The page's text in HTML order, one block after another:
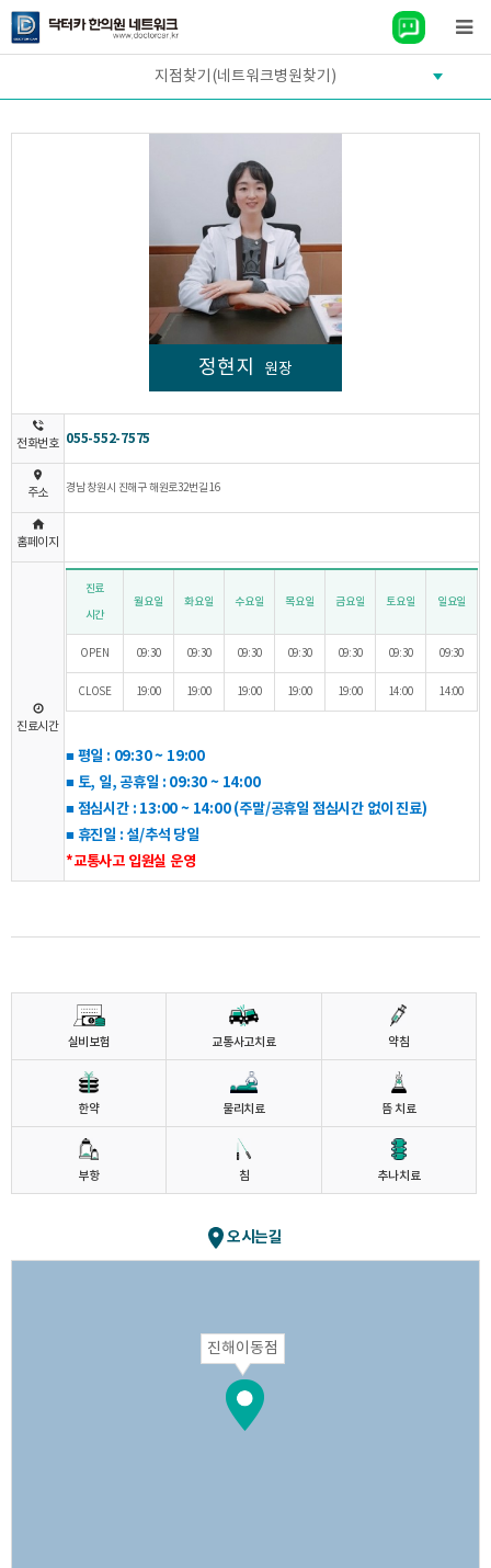
지점찾기(네트워크병원찾기)
정현지 원장
전화번호 055-552-7575
주소 경남 창원시 진해구 해원로32번길 16
홈페이지
진료시간
진료
시간
월요일 화요일 수요일 목요일 금요일 토요일 일요일
OPEN 09:30 09:30 09:30 09:30 09:30 09:30 09:30
CLOSE 19:00 19:00 19:00 19:00 19:00 14:00 14:00
■ 평일 : 09:30 ~ 19:00
■ 토, 일, 공휴일 : 09:30 ~ 14:00
■ 점심시간 : 13:00 ~ 14:00 (주말/공휴일 점심시간 없이 진료)
■ 휴진일 : 설/추석 당일
*교통사고 입원실 운영
실비보험 교통사고치료 약침
한약 물리치료 뜸 치료
부항 침 추나치료
오시는길
진해이동점